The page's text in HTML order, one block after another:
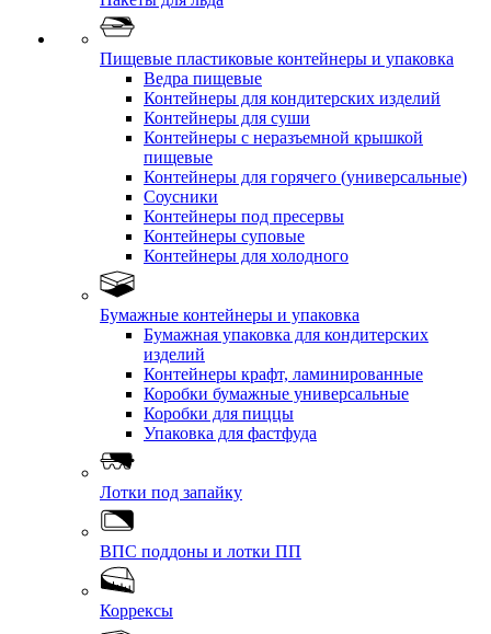
Пищевые пластиковые контейнеры и упаковка
Ведра пищевые
Контейнеры для кондитерских изделий
Контейнеры для суши
Контейнеры с неразъемной крышкой
пищевые
Контейнеры для горячего (универсальные)
Соусники
Контейнеры под пресервы
Контейнеры суповые
Контейнеры для холодного
Бумажные контейнеры и упаковка
Бумажная упаковка для кондитерских
изделий
Контейнеры крафт, ламинированные
Коробки бумажные универсальные
Коробки для пиццы
Упаковка для фастфуда
Лотки под запайку
ВПС поддоны и лотки ПП
Коррексы